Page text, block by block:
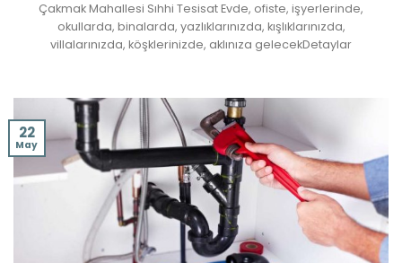
Çakmak Mahallesi Sıhhi Tesisat Evde, ofiste, işyerlerinde,
okullarda, binalarda, yazlıklarınızda, kışlıklarınızda,
villalarınızda, köşklerinizde, aklınıza gelecekDetaylar
22
May